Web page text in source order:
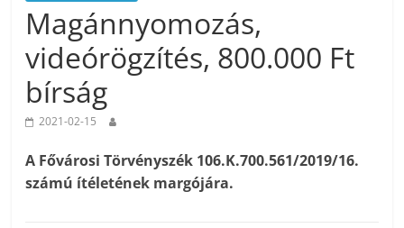
Magánnyomozás,
videórögzítés, 800.000 Ft
bírság
2021-02-15
A Fővárosi Törvényszék 106.K.700.561/2019/16.
számú ítéletének margójára.